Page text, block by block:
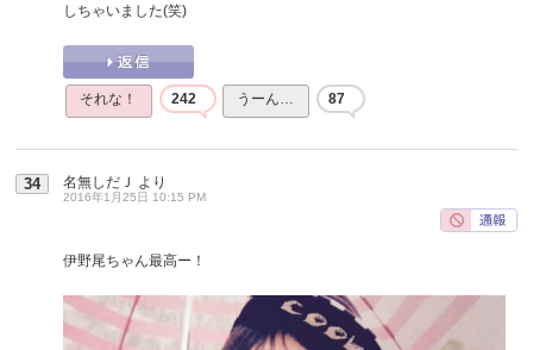
しちゃいました(笑)
それな！ 242 うーん… 87
34 名無しだＪ より
2016年1月25日 10:15 PM
伊野尾ちゃん最高ー！